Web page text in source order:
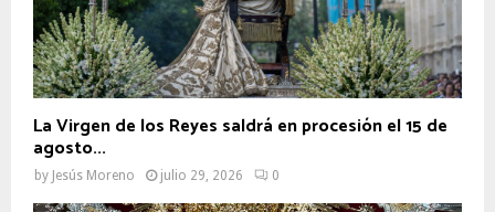
La Virgen de los Reyes saldrá en procesión el 15 de
agosto...
by Jesús Moreno julio 29, 2026 0